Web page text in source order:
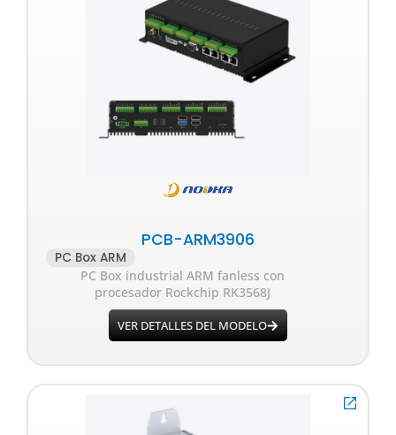
PCB-ARM3906
PC Box ARM
PC Box industrial ARM fanless con
procesador Rockchip RK3568J
VER DETALLES DEL MODELO